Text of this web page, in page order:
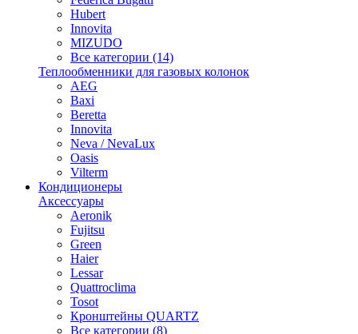
Hubert
Innovita
MIZUDO
Все категории (14)
Теплообменники для газовых колонок
AEG
Baxi
Beretta
Innovita
Neva / NevaLux
Oasis
Vilterm
Кондиционеры
Аксессуары
Aeronik
Fujitsu
Green
Haier
Lessar
Quattroclima
Tosot
Кронштейны QUARTZ
Все категории (8)